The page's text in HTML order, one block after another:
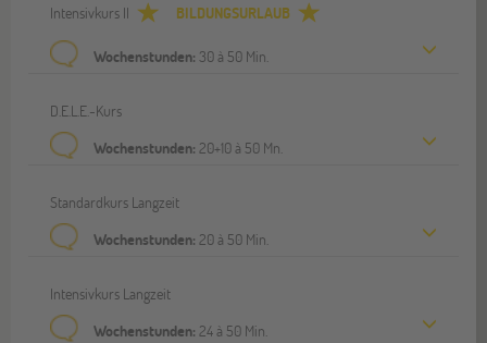
Intensivkurs II BILDUNGSURLAUB
Wochenstunden: 30 à 50 Min.
D.E.L.E.-Kurs
Wochenstunden: 20+10 à 50 Mn.
Standardkurs Langzeit
Wochenstunden: 20 à 50 Min.
Intensivkurs Langzeit
Wochenstunden: 24 à 50 Min.